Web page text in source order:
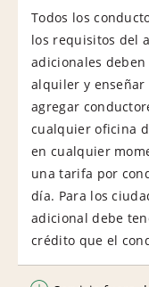
Todos los
los requisitos del
adicionales
alquiler y enseñar
agregar
cualquier oficina
en cualquier
una tarifa por
día. Para los
adicional debe
crédito que el